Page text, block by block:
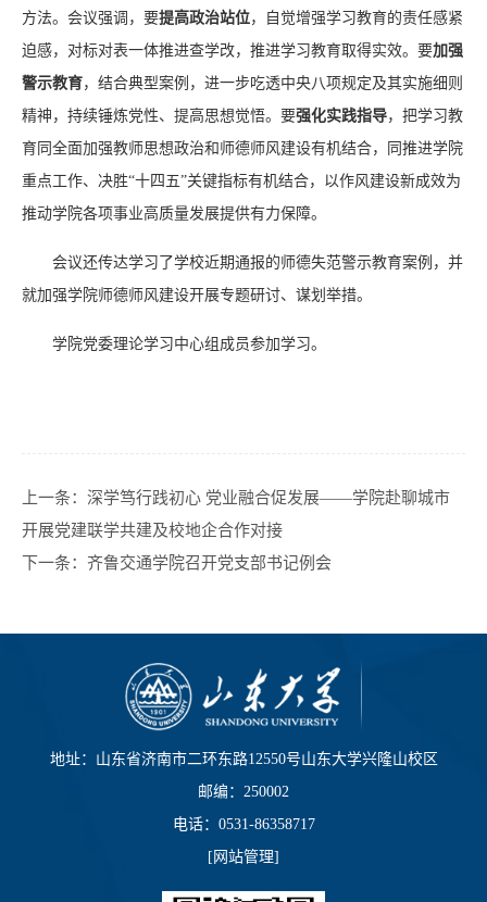
方法。会议强调，要提高政治站位，自觉增强学习教育的责任感紧
迫感，对标对表一体推进查学改，推进学习教育取得实效。要加强
警示教育，结合典型案例，进一步吃透中央八项规定及其实施细则
精神，持续锤炼党性、提高思想觉悟。要强化实践指导，把学习教
育同全面加强教师思想政治和师德师风建设有机结合，同推进学院
重点工作、决胜“十四五”关键指标有机结合，以作风建设新成效为
推动学院各项事业高质量发展提供有力保障。
会议还传达学习了学校近期通报的师德失范警示教育案例，并
就加强学院师德师风建设开展专题研讨、谋划举措。
学院党委理论学习中心组成员参加学习。
上一条： 深学笃行践初心 党业融合促发展——学院赴聊城市
开展党建联学共建及校地企合作对接
下一条： 齐鲁交通学院召开党支部书记例会
地址：山东省济南市二环东路12550号山东大学兴隆山校区
邮编：250002
电话：0531-86358717
[ 网站管理]